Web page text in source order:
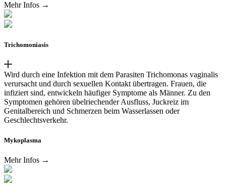
Mehr Infos →
Trichomoniasis
Wird durch eine Infektion mit dem Parasiten Trichomonas vaginalis
verursacht und durch sexuellen Kontakt übertragen. Frauen, die
infiziert sind, entwickeln häufiger Symptome als Männer. Zu den
Symptomen gehören übelriechender Ausfluss, Juckreiz im
Genitalbereich und Schmerzen beim Wasserlassen oder
Geschlechtsverkehr.
Mykoplasma
Mehr Infos →